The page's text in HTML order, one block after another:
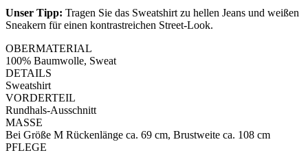
Unser Tipp: Tragen Sie das Sweatshirt zu hellen Jeans und weißen
Sneakern für einen kontrastreichen Street-Look.
OBERMATERIAL
100% Baumwolle, Sweat
DETAILS
Sweatshirt
VORDERTEIL
Rundhals-Ausschnitt
MASSE
Bei Größe M Rückenlänge ca. 69 cm, Brustweite ca. 108 cm
PFLEGE